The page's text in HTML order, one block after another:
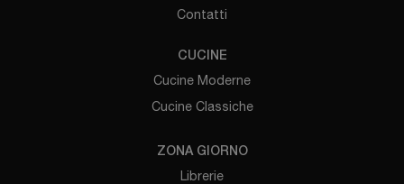
Contatti
CUCINE
Cucine Moderne
Cucine Classiche
ZONA GIORNO
Librerie